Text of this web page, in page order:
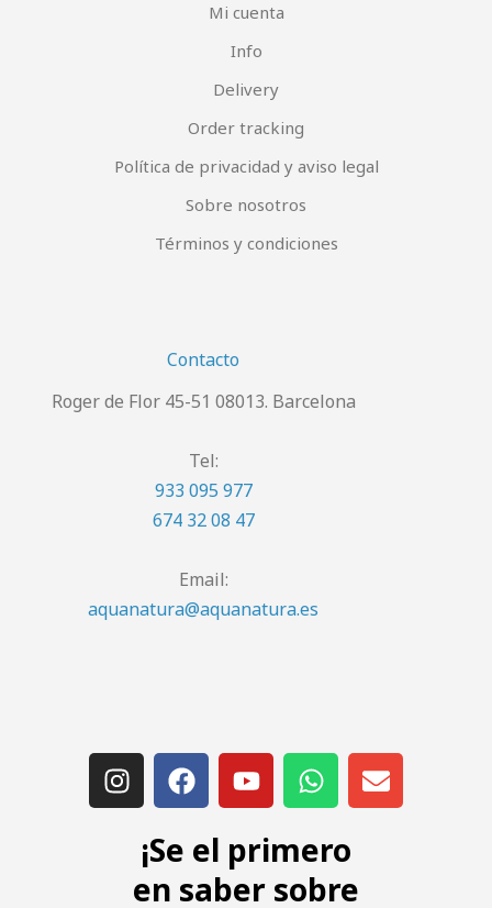
Mi cuenta
Info
Delivery
Order tracking
Política de privacidad y aviso legal
Sobre nosotros
Términos y condiciones
Contacto
Roger de Flor 45-51 08013. Barcelona
Tel:
933 095 977
674 32 08 47
Email:
aquanatura@aquanatura.es
¡Se el primero
en saber sobre